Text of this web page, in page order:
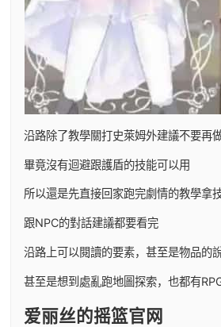
沿路除了教學關打史萊姆外建議不要再
畢竟沒有迴避跟護盾的技能可以用
所以還是先直接回家跑完劇情的教學拿
跟NPC的對話建議都要看完
沿路上可以閱讀的要素，甚至是物品的
甚至是想到處亂跑地圖探索，也都有
爱丽丝的摇篮官网